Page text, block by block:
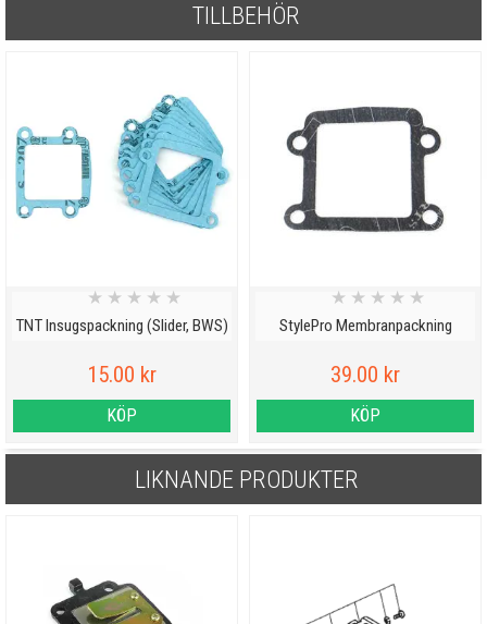
TILLBEHÖR
TNT Insugspackning (Slider, BWS)
★ ★ ★ ★ ★
15.00 kr
KÖP
StylePro Membranpackning
★ ★ ★ ★ ★
39.00 kr
KÖP
LIKNANDE PRODUKTER